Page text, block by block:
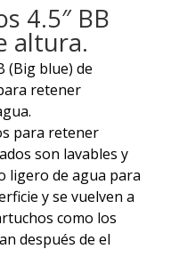
4.5″ BB
altura.
(Big blue) de
retener
para retener
son lavables y
ligero de agua para
y se vuelven a
como los
después de el